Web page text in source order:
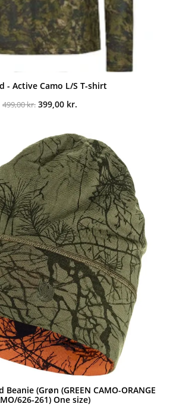
- Active Camo L/S T-shirt
499,00kr. Den
499,00 kr..
399,00 kr.
er:
399,00 kr..
(Grøn (GREEN CAMO-ORANGE
626-261) One size)